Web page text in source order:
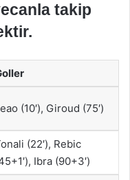
takip
(10′), Giroud (75′)
(22′), Rebic
Ibra (90+3′)